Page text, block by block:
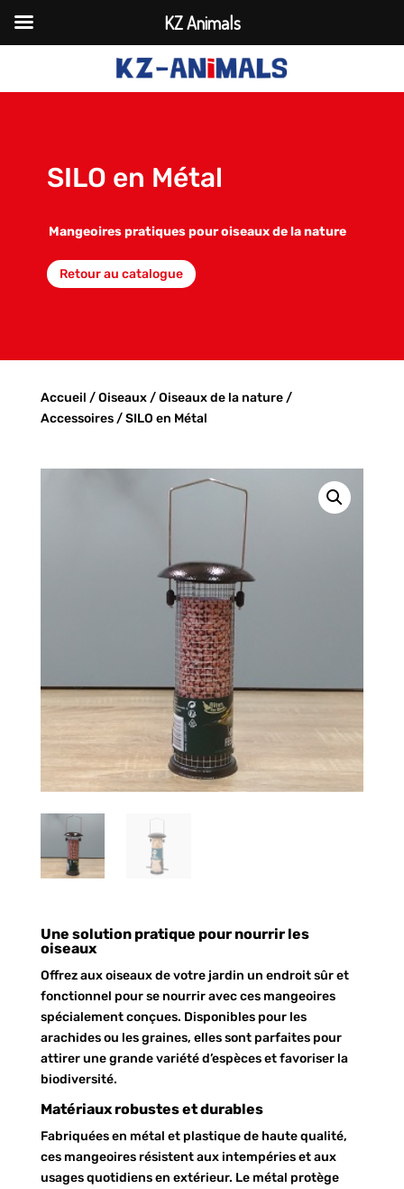
SILO en Métal
Mangeoires pratiques pour oiseaux de la nature
Retour au catalogue
Accueil /Oiseaux/Oiseaux de la nature/
Accessoires/ SILO en Métal
Une solution pratique pour nourrir les
oiseaux
Offrez aux oiseaux de votre jardin un endroit sûr et
fonctionnel pour se nourrir avec ces mangeoires
spécialement conçues. Disponibles pour les
arachides ou les graines, elles sont parfaites pour
attirer une grande variété d’espèces et favoriser la
biodiversité.
Matériaux robustes et durables
Fabriquées en métal et plastique de haute qualité,
ces mangeoires résistent aux intempéries et aux
usages quotidiens en extérieur. Le métal protège
KZ Animals